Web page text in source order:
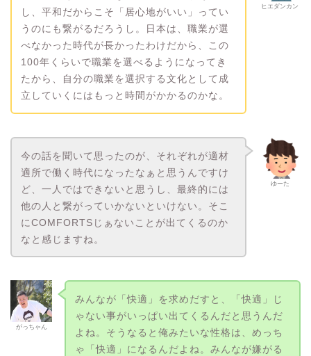
ヒエダンカン
し、平和だからこそ「居心地がいい」ってい
うのにも繋がるだろうし。日本は、職業が選
べなかった時代が長かったわけだから、この
100年くらいで職業を選べるようになってき
たから、自分の職業を選択する文化として成
立していくにはもっと時間がかかるのかな。
ゆーた
今の話を聞いて思ったのが、それぞれが適材
適所で働く時代になったなぁと思うんですけ
ど、一人ではできないと思うし、最終的には
他の人と繋がっていかないといけない。そこ
にCOMFORTSじぁないことが出てくるのか
なと感じますね。
がっちゃん
みんなが「快適」を求めだすと、「快適」じ
ゃない事がいっぱい出てくるんだと思うんだ
よね。そうなると俺みたいな性格は、めっち
ゃ「快適」になるんだよね。みんなが嫌がる